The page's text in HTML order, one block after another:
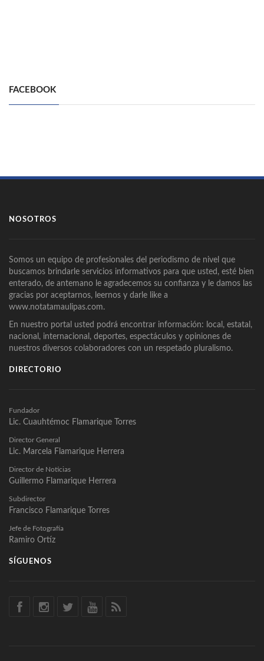
FACEBOOK
NOSOTROS
Somos un equipo de profesionales del periodismo de nivel que
buscamos brindarle servicios informativos para que usted, esté bien
enterado, de antemano le agradecemos su confianza y le damos las
gracias por aceptarnos, leernos y darle like a
www.notatamaulipas.com.
En nuestro portal usted podrá encontrar información: local, estatal,
nacional, internacional, deportes, espectáculos y opiniones de
nuestros diversos colaboradores con un respetado pluralismo.
DIRECTORIO
Fundador
Lic. Cuauhtémoc Flamarique Torres
Director General
Lic. Marcela Flamarique Herrera
Director de Noticias
Guillermo Flamarique Herrera
Subdirector
Francisco Flamarique Torres
Jefe de Fotografía
Ramiro Ortíz
SÍGUENOS